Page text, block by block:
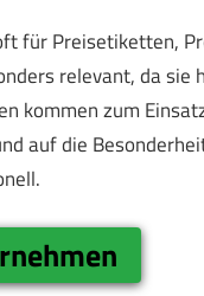
für Preisetiketten,
relevant, da
kommen zum
auf die